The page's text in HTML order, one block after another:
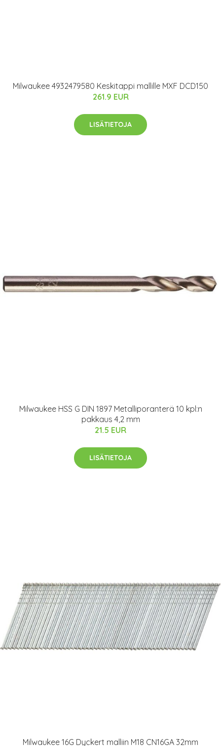
Milwaukee 4932479580 Keskitappi mallille MXF DCD150
261.9 EUR
LISÄTIETOJA
Milwaukee HSS G DIN 1897 Metalliporanterä 10 kpl:n
pakkaus 4,2 mm
21.5 EUR
LISÄTIETOJA
Milwaukee 16G Dyckert malliin M18 CN16GA 32mm